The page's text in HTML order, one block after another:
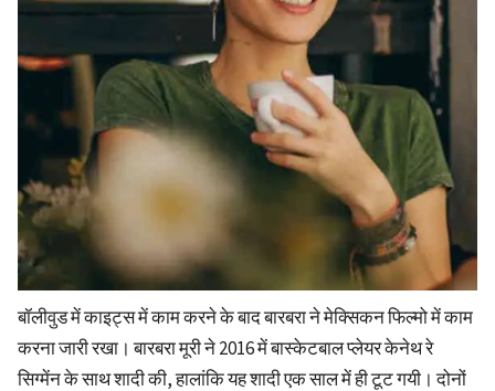
बॉलीवुड में काइट्स में काम करने के बाद बारबरा ने मेक्सिकन फिल्मो में काम
करना जारी रखा। बारबरा मूरी ने 2016 में बास्केटबाल प्लेयर केनेथ रे
सिग्मेंन के साथ शादी की, हालांकि यह शादी एक साल में ही टूट गयी। दोनों